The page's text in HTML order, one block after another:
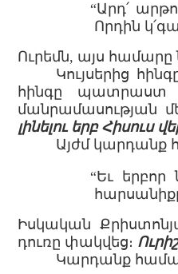
“Արդ՛
Որդին
Ուրեմն, այս
Կույսերից
հինգը պատրաստ
մանրամասության
լինելու երբ
Այժմ կարդանք
“Եւ
Իսկական
դուռը փակվեց։
Կարդանք